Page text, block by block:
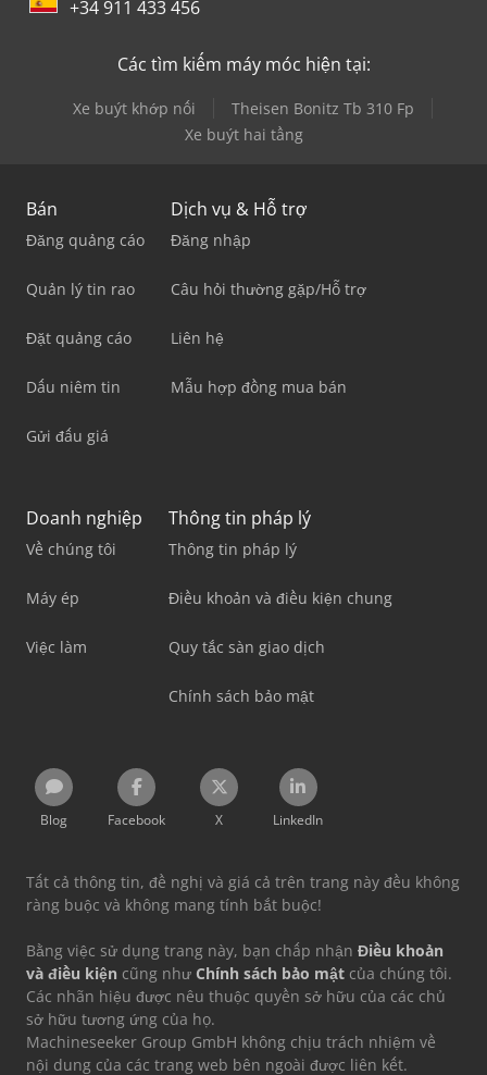
+34 911 433 456
Các tìm kiếm máy móc hiện tại:
Xe buýt khớp nối
Theisen Bonitz Tb 310 Fp
Xe buýt hai tầng
Bán
Đăng quảng cáo
Quản lý tin rao
Đặt quảng cáo
Dấu niêm tin
Gửi đấu giá
Dịch vụ & Hỗ trợ
Đăng nhập
Câu hỏi thường gặp/Hỗ trợ
Liên hệ
Mẫu hợp đồng mua bán
Doanh nghiệp
Về chúng tôi
Máy ép
Việc làm
Thông tin pháp lý
Thông tin pháp lý
Điều khoản và điều kiện chung
Quy tắc sàn giao dịch
Chính sách bảo mật
Blog Facebook X LinkedIn
Tất cả thông tin, đề nghị và giá cả trên trang này đều không
ràng buộc và không mang tính bắt buộc!
Bằng việc sử dụng trang này, bạn chấp nhận Điều khoản
và điều kiện cũng như Chính sách bảo mật của chúng tôi.
Các nhãn hiệu được nêu thuộc quyền sở hữu của các chủ
sở hữu tương ứng của họ.
Machineseeker Group GmbH không chịu trách nhiệm về
nội dung của các trang web bên ngoài được liên kết.